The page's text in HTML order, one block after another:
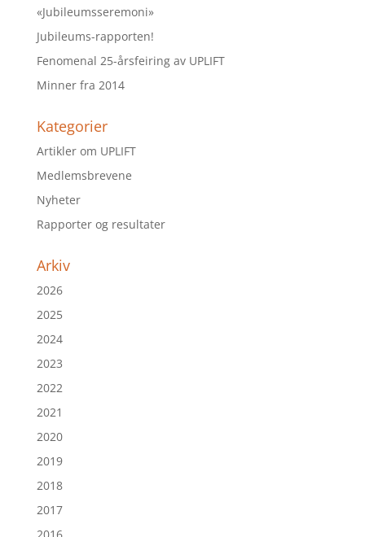
«Jubileumsseremoni»
Jubileums-rapporten!
Fenomenal 25-årsfeiring av UPLIFT
Minner fra 2014
Kategorier
Artikler om UPLIFT
Medlemsbrevene
Nyheter
Rapporter og resultater
Arkiv
2026
2025
2024
2023
2022
2021
2020
2019
2018
2017
2016